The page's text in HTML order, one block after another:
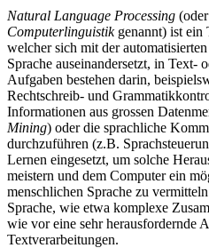
Natural Language Processing
Computerlinguistikgenannt) ist ein
welcher sich mit der
Sprache auseinandersetzt, in Text-
Aufgaben bestehen darin,
Rechtschreib- und
Informationen aus grossen
Mining) oder die sprachliche
durchzuführen (z.B.
Lernen eingesetzt, um solche
meistern und dem Computer ein
menschlichen Sprache zu
Sprache, wie etwa komplexe
wie vor eine sehr herausfordernde
Textverarbeitungen.